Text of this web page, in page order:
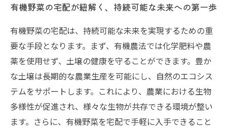
環境へ配慮
食の選択がつくる未来の環境：あなたの一票が
重要
有機野菜の宅配を通じて広がる、持続可能なラ
イフスタイル
有機野菜の宅配が紐解く、持続可能な未来への第一歩
有機野菜の宅配は、持続可能な未来を実現するための重
要な手段となります。まず、有機農法では化学肥料や農
薬を使用せず、土壌の健康を守ることができます。豊か
な土壌は長期的な農業生産を可能にし、自然のエコシス
テムをサポートします。これにより、農業における生物
多様性が促進され、様々な生物が共存できる環境が整い
ます。さらに、有機野菜を宅配で手軽に入手できること